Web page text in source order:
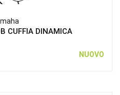
CUFFIA DINAMICA
NUOVO